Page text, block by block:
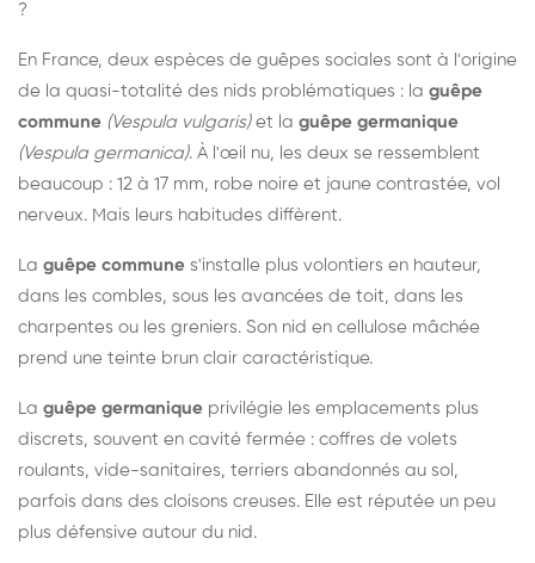
?
En France, deux espèces de guêpes sociales sont à l'origine
de la quasi-totalité des nids problématiques : la guêpe
commune (Vespula vulgaris)et la guêpe germanique
(Vespula germanica). À l'œil nu, les deux se ressemblent
beaucoup : 12 à 17 mm, robe noire et jaune contrastée, vol
nerveux. Mais leurs habitudes diffèrent.
La guêpe commune s'installe plus volontiers en hauteur,
dans les combles, sous les avancées de toit, dans les
charpentes ou les greniers. Son nid en cellulose mâchée
prend une teinte brun clair caractéristique.
La guêpe germanique privilégie les emplacements plus
discrets, souvent en cavité fermée : coffres de volets
roulants, vide-sanitaires, terriers abandonnés au sol,
parfois dans des cloisons creuses. Elle est réputée un peu
plus défensive autour du nid.